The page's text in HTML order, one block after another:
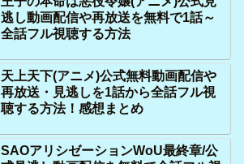
逃し動画配信や再放送を無料で1話～
全話フル視聴する方法
天上天下(アニメ)公式無料動画配信や
再放送・見逃しを1話から全話フル視
聴する方法！感想まとめ
SAOアリシゼーションWoU最終章/公